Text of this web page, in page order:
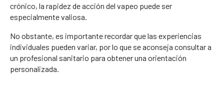
crónico, la rapidez de acción del vapeo puede ser
especialmente valiosa.
No obstante, es importante recordar que las experiencias
individuales pueden variar, por lo que se aconseja consultar a
un profesional sanitario para obtener una orientación
personalizada.